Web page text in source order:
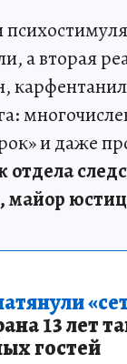
а вторая
и даже
майор
13 лет
гостей